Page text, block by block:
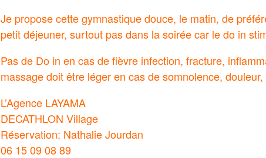
Je propose cette gymnastique douce, le matin, de
petit déjeuner, surtout pas dans la soirée car le do in
Pas de Do in en cas de fièvre infection, fracture,
massage doit être léger en cas de somnolence,
L’Agence LAYAMA
DECATHLON Village
Réservation: Nathalie Jourdan
06 15 09 08 89